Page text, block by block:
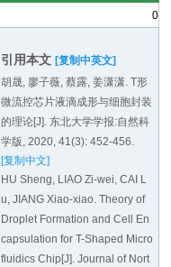
0
引用本文 [复制中英文]
胡晟, 廖子薇, 蔡露, 姜潇潇. T形
微流控芯片液滴成形与细胞封装
的理论[J]. 东北大学学报:自然科
学版, 2020, 41(3): 452-456.
[复制中文]
HU Sheng, LIAO Zi-wei, CAI L
u, JIANG Xiao-xiao. Theory of
Droplet Formation and Cell En
capsulation for T-Shaped Micro
fluidics Chip[J]. Journal of Nort